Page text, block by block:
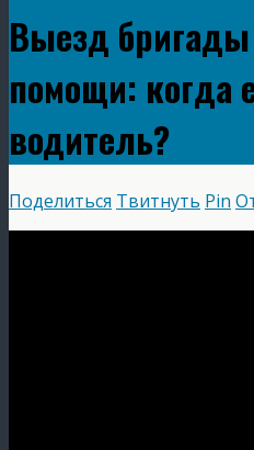
Выезд бригады
помощи: когда
водитель?
Поделиться Твитнуть Pin